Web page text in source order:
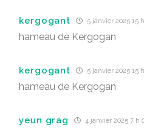
kergogant 5 janvier 2025 15
hameau de Kergogan
kergogant 5 janvier 2025 15
hameau de Kergogan
yeun grag 4 janvier 2025 7 h